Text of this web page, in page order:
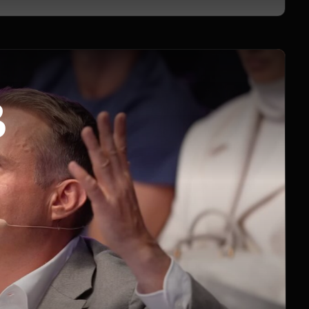
Подробнее